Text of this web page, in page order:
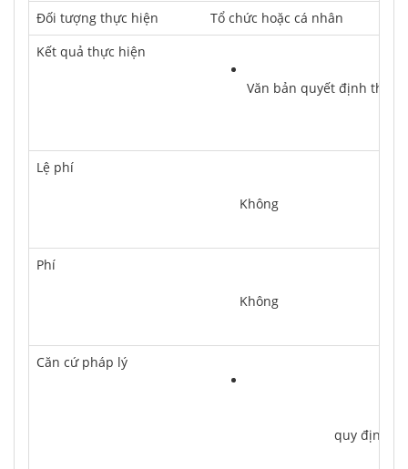
Ðối tượng thực hiện
Tổ chức hoặc cá nhân
Kết quả thực hiện
Văn bản quyết định thu
Lệ phí
	Không
Phí
	Không
Căn cứ pháp lý
quy định